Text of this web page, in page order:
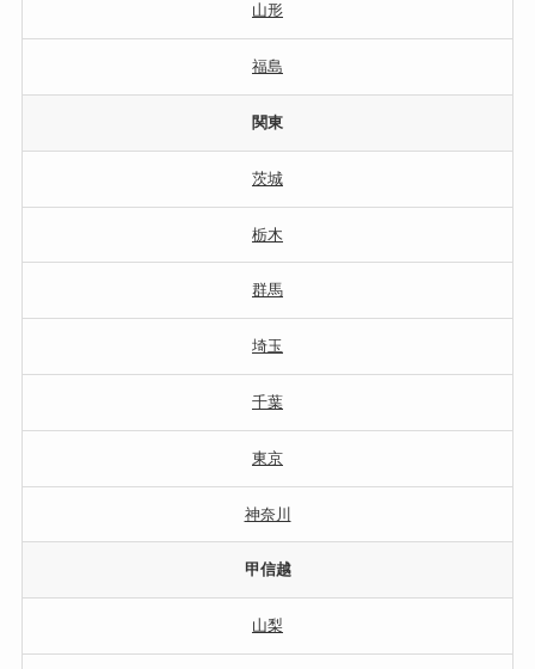
山形
福島
関東
茨城
栃木
群馬
埼玉
千葉
東京
神奈川
甲信越
山梨